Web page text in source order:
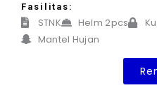
Fasilitas:
STNK Helm 2pcs
Mantel Hujan